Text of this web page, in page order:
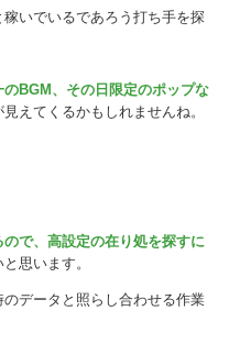
いでいるであろう打ち手を探
BGM、その日限定のポップな
えてくるかもしれませんね。
で、高設定の在り処を探すに
思います。
データと照らし合わせる作業